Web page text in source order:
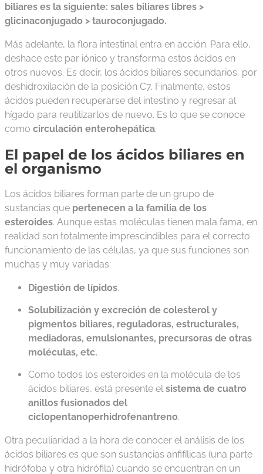
biliares es la siguiente: sales biliares libres >
glicinaconjugado > tauroconjugado.
Más adelante, la flora intestinal entra en acción. Para ello,
deshace este par iónico y transforma estos ácidos en
otros nuevos. Es decir, los ácidos biliares secundarios, por
deshidroxilación de la posición C7. Finalmente, estos
ácidos pueden recuperarse del intestino y regresar al
hígado para reutilizarlos de nuevo. Es lo que se conoce
como circulación enterohepática.
El papel de los ácidos biliares en
el organismo
Los ácidos biliares forman parte de un grupo de
sustancias que pertenecen a la familia de los
esteroides. Aunque estas moléculas tienen mala fama, en
realidad son totalmente imprescindibles para el correcto
funcionamiento de las células, ya que sus funciones son
muchas y muy variadas:
Digestión de lípidos.
Solubilización y excreción de colesterol y
pigmentos biliares, reguladoras, estructurales,
mediadoras, emulsionantes, precursoras de otras
moléculas, etc.
Como todos los esteroides en la molécula de los
ácidos biliares, está presente elsistema de cuatro
anillos fusionados del
ciclopentanoperhidrofenantreno.
Otra peculiaridad a la hora de conocer el análisis de los
ácidos biliares es que son sustancias anfifílicas (una parte
hidrófoba y otra hidrófila) cuando se encuentran en un